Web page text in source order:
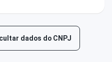
dados do CNPJ